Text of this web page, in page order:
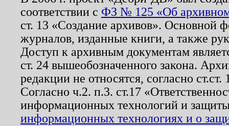
соответствии с ФЗ № 125 «Об
ст. 13 «Создание архивов». Основной
журналов, изданные книги, а также
Доступ к архивным документам
ст. 24 вышеобозначенного закона.
редакции не относятся, согласно
Согласно ч.2. п.3. ст.17
информационных технологий и
информационных технологиях и о